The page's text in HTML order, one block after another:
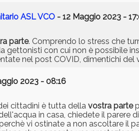
ASL VCO - 12 Maggio 2023 -
parte. Comprendo lo stress che
gettonisti con cui non è possibile
nel post COVID, dimentichi
2023 - 08:16
cittadini è tutta della vostra parte
in casa, chiedete il parere
vi ostinate a non ascoltare il